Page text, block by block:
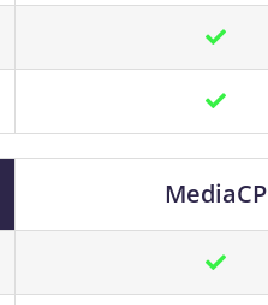
MediaCP